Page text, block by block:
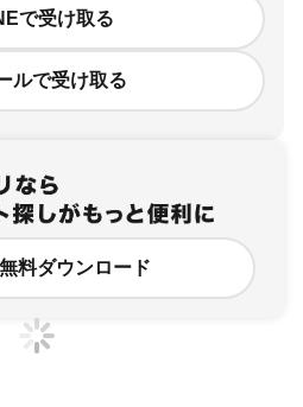
で受け取る
ルで受け取る
料ダウンロード